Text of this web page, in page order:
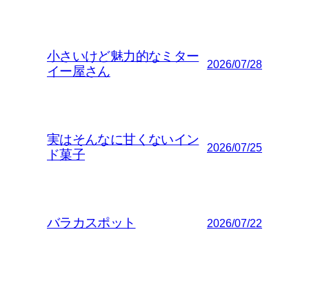
小さいけど魅力的なミター
イー屋さん
2026/07/28
実はそんなに甘くないイン
ド菓子
2026/07/25
バラカスポット 2026/07/22